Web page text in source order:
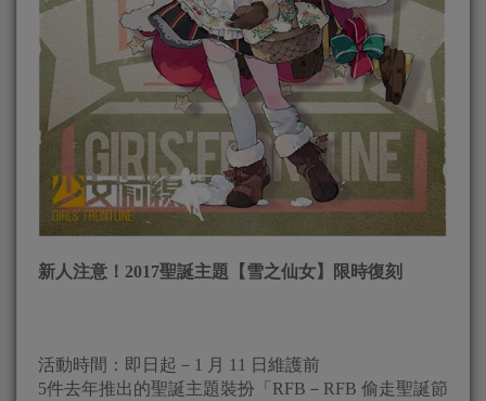
新人注意！ 2017聖誕主題【雪之仙女】限時復刻
活動時間：即日起－1 月 11 日維護前
5件去年推出的聖誕主題裝扮「RFB－RFB 偷走聖誕節